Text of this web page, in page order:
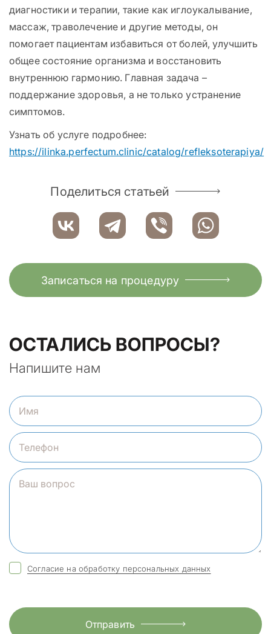
диагностики и терапии, такие как иглоукалывание,
массаж, траволечение и другие методы, он
помогает пациентам избавиться от болей, улучшить
общее состояние организма и восстановить
внутреннюю гармонию. Главная задача –
поддержание здоровья, а не только устранение
симптомов.
Узнать об услуге подробнее:
https://ilinka.perfectum.clinic/catalog/refleksoterapiya/
Поделиться статьей
Записаться на процедуру
ОСТАЛИСЬ ВОПРОСЫ?
Напишите нам
Согласие на обработку персональных данных
Отправить